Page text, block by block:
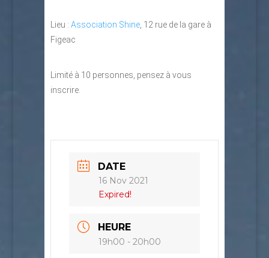
Lieu : Association Shine , 12 rue de la gare à
Figeac
Limité à 10 personnes, pensez à vous
inscrire.
DATE
16 Nov 2021
Expired!
HEURE
19h00 - 20h00